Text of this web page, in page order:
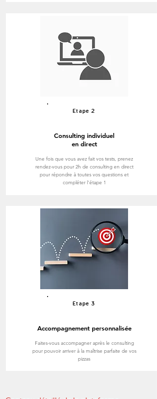
Etape 2
Consulting individuel
en direct
Une fois que vous avez fait vos tests, prenez
rendez-vous pour 2h de consulting en direct
pour répondre à toutes vos questions et
compléter l'étape 1
Etape 3
Accompagnement personnalisée
Faites-vous accompagner après le consulting
pour pouvoir arriver à la maîtrise parfaite de vos
pizzas